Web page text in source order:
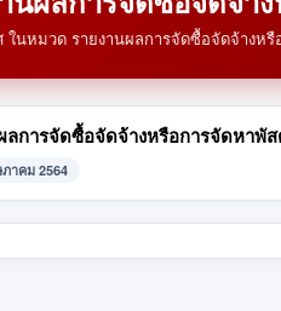
ในหมวด รายงานผลการจัดซื้อจัดจ้างห
ลการจัดซื้อจัดจ้างหรือการจัดหาพั
าคม 2564